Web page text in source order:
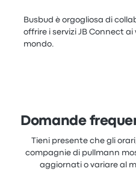
Busbud è orgogliosa di
offrire i servizi JB Connect
mondo.
Domande
Tieni presente che gli
compagnie di pullmann
aggiornati o variare al